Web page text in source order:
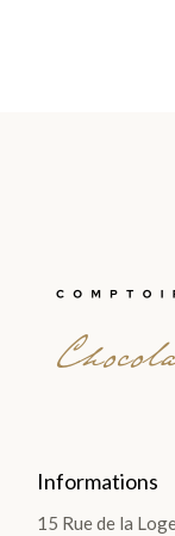
Informations
15 Rue de la